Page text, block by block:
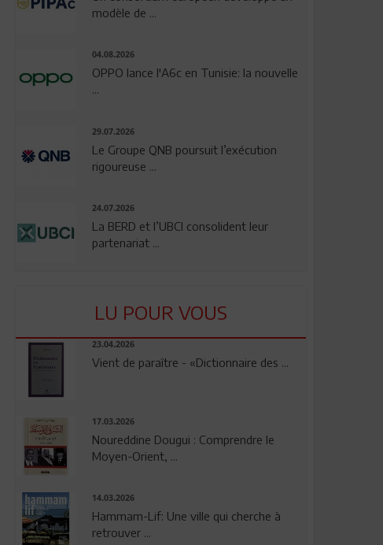
modèle de ...
04.08.2026
OPPO lance l'A6c en Tunisie: la nouvelle
...
29.07.2026
Le Groupe QNB poursuit l’exécution
rigoureuse ...
24.07.2026
La BERD et l’UBCI consolident leur
partenariat ...
LU POUR VOUS
23.04.2026
Vient de paraître - «Dictionnaire des ...
17.03.2026
Noureddine Dougui : Comprendre le
Moyen-Orient, ...
14.03.2026
Hammam-Lif: Une ville qui cherche à
retrouver ...